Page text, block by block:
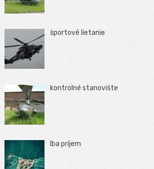
športové lietanie
kontrolné stanovište
Iba príjem